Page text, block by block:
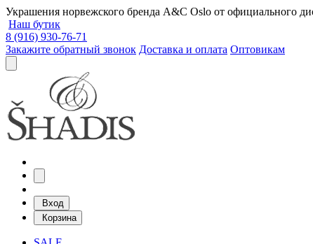
Украшения норвежского бренда A&C Oslo от официального
Наш бутик
8 (916) 930-76-71
Закажите обратный звонок Доставка и оплата Оптовикам
Вход
Корзина